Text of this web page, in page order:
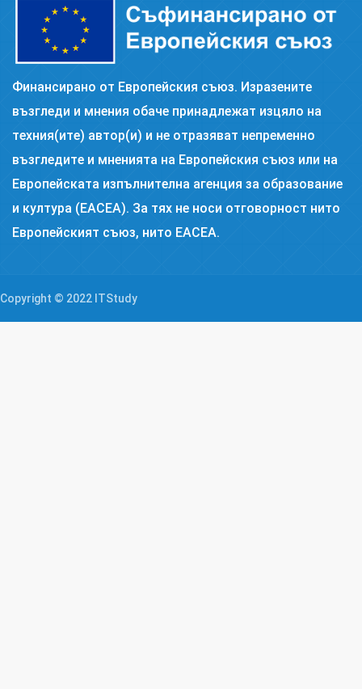
Финансирано от Европейския съюз. Изразените
възгледи и мнения обаче принадлежат изцяло на
техния(ите) автор(и) и не отразяват непременно
възгледите и мненията на Европейския съюз или на
Европейската изпълнителна агенция за образование
и култура (EACEA). За тях не носи отговорност нито
Европейският съюз, нито EACEA.
Copyright © 2022 ITStudy